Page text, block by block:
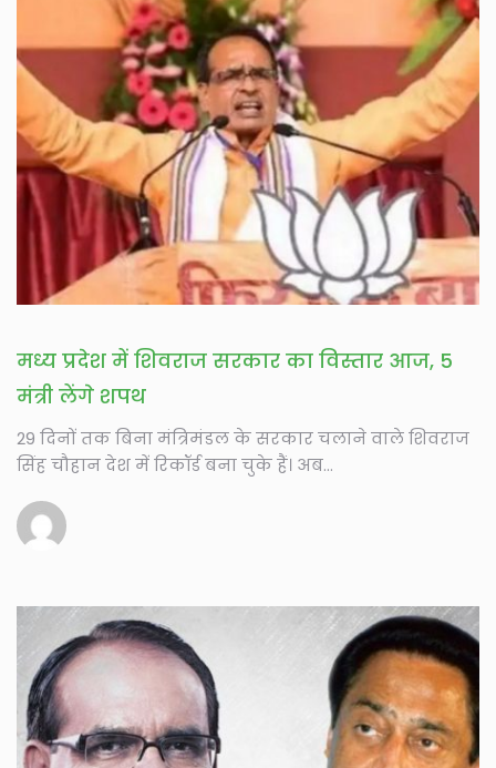
मध्य प्रदेश में शिवराज सरकार का विस्तार आज, 5
मंत्री लेंगे शपथ
29 दिनों तक बिना मंत्रिमंडल के सरकार चलाने वाले शिवराज
सिंह चौहान देश में रिकॉर्ड बना चुके हैं। अब...